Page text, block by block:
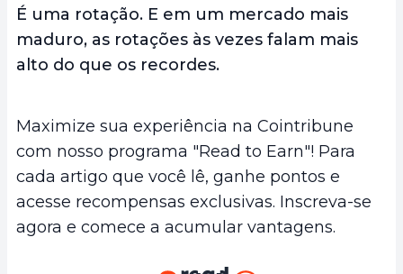
É uma rotação. E em um mercado mais
maduro, as rotações às vezes falam mais
alto do que os recordes.
Maximize sua experiência na Cointribune
com nosso programa "Read to Earn"! Para
cada artigo que você lê, ganhe pontos e
acesse recompensas exclusivas. Inscreva-se
agora e comece a acumular vantagens.